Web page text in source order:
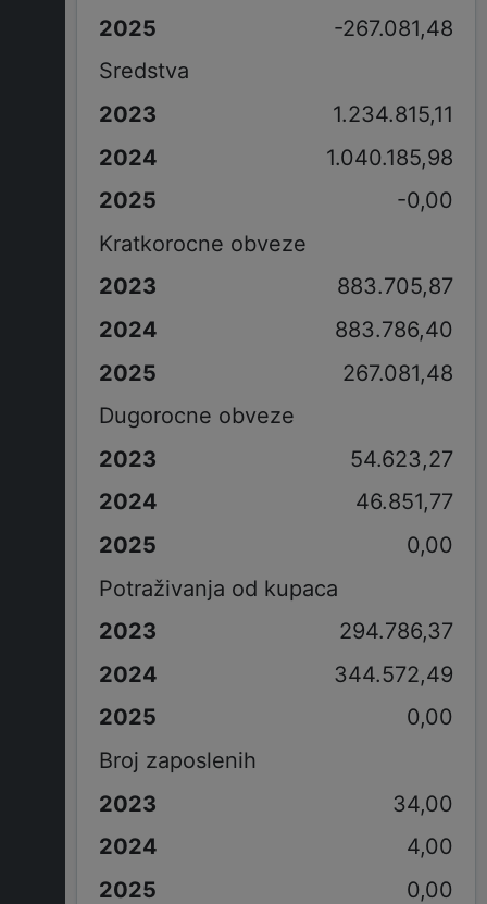
-267.081,48
Sredstva
1.234.815,11
1.040.185,98
-0,00
Kratkorocne obveze
883.705,87
883.786,40
267.081,48
Dugorocne obveze
54.623,27
46.851,77
0,00
Potraživanja od kupaca
294.786,37
344.572,49
0,00
Broj zaposlenih
34,00
4,00
0,00